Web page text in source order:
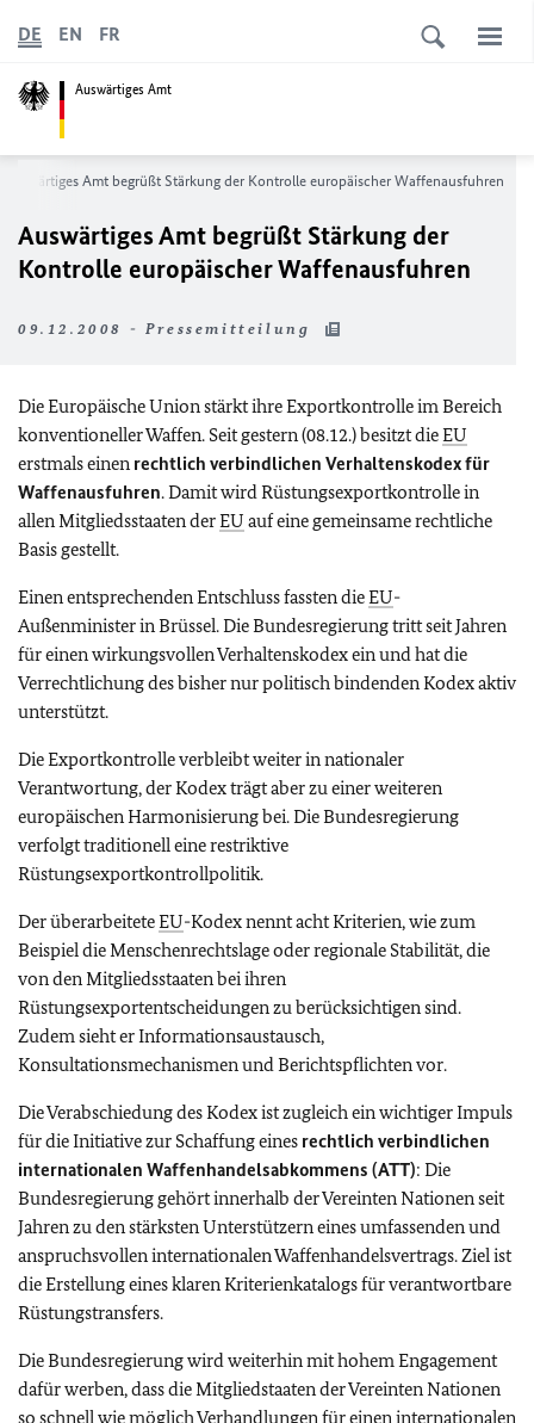
Auswärtiges Amt
DE EN FR
Auswärtiges Amt begrüßt Stärkung der Kontrolle europäischer Waffenausfuhren
Auswärtiges Amt begrüßt Stärkung der
Kontrolle europäischer Waffenausfuhren
09.12.2008 - Pressemitteilung
Die Europäische Union stärkt ihre Exportkontrolle im Bereich
konventioneller Waffen. Seit gestern (08.12.) besitzt dieEU
erstmals einen rechtlich verbindlichen Verhaltenskodex für
Waffenausfuhren. Damit wird Rüstungsexportkontrolle in
allen Mitgliedsstaaten derEU auf eine gemeinsame rechtliche
Basis gestellt.
Einen entsprechenden Entschluss fassten dieEU-
Außenminister in Brüssel. Die Bundesregierung tritt seit Jahren
für einen wirkungsvollen Verhaltenskodex ein und hat die
Verrechtlichung des bisher nur politisch bindenden Kodex aktiv
unterstützt.
Die Exportkontrolle verbleibt weiter in nationaler
Verantwortung, der Kodex trägt aber zu einer weiteren
europäischen Harmonisierung bei. Die Bundesregierung
verfolgt traditionell eine restriktive
Rüstungsexportkontrollpolitik.
Der überarbeiteteEU-Kodex nennt acht Kriterien, wie zum
Beispiel die Menschenrechtslage oder regionale Stabilität, die
von den Mitgliedsstaaten bei ihren
Rüstungsexportentscheidungen zu berücksichtigen sind.
Zudem sieht er Informationsaustausch,
Konsultationsmechanismen und Berichtspflichten vor.
Die Verabschiedung des Kodex ist zugleich ein wichtiger Impuls
für die Initiative zur Schaffung eines rechtlich verbindlichen
internationalen Waffenhandelsabkommens (ATT): Die
Bundesregierung gehört innerhalb der Vereinten Nationen seit
Jahren zu den stärksten Unterstützern eines umfassenden und
anspruchsvollen internationalen Waffenhandelsvertrags. Ziel ist
die Erstellung eines klaren Kriterienkatalogs für verantwortbare
Rüstungstransfers.
Die Bundesregierung wird weiterhin mit hohem Engagement
dafür werben, dass die Mitgliedstaaten der Vereinten Nationen
so schnell wie möglich Verhandlungen für einen internationalen